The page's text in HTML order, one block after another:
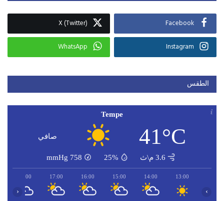
Facebook
X (Twitter)
Instagram
WhatsApp
الطقس
Tempe
41°C صافي
3.6 م\ث 25%
758
mmHg
13:00
14:00
15:00
16:00
17:00
18:00
‹ ›